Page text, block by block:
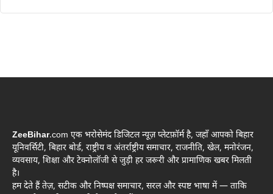
ZeeBihar.com एक भरोसेमंद डिजिटल न्यूज़ प्लेटफ़ॉर्म है, जहाँ आपको बिहार
यूनिवर्सिटी, बिहार बोर्ड, राष्ट्रीय व अंतर्राष्ट्रीय समाचार, राजनीति, खेल, मनोरंजन,
व्यवसाय, शिक्षा और टेक्नोलॉजी से जुड़ी हर जरूरी और प्रामाणिक खबर मिलती
है।
हम देते हैं तेज़, सटीक और निष्पक्ष समाचार, सरल और स्पष्ट भाषा में — ताकि